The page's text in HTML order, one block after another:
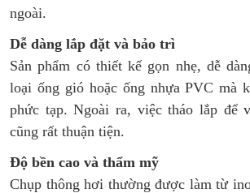
ngoài.
Dễ dàng lắp đặt và bảo trì
Sản phẩm có thiết kế gọn nhẹ, dễ
loại ống gió hoặc ống nhựa PVC mà
phức tạp. Ngoài ra, việc tháo lắp để
cũng rất thuận tiện.
Độ bền cao và thẩm mỹ
Chụp thông hơi thường được làm từ